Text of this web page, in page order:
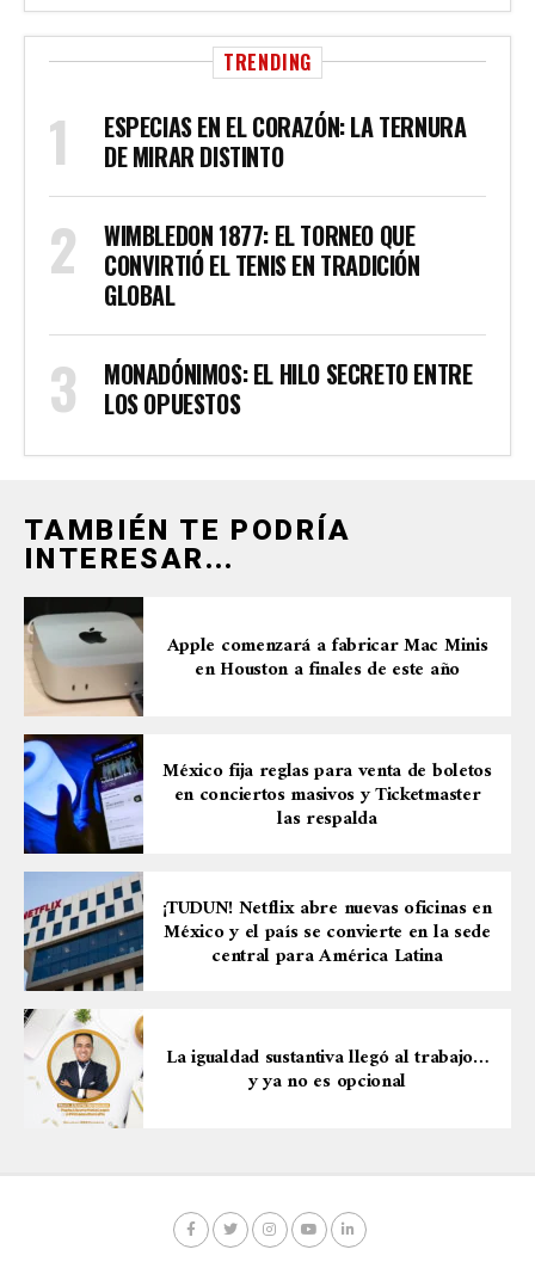
TRENDING
ESPECIAS EN EL CORAZÓN: LA TERNURA
DE MIRAR DISTINTO
WIMBLEDON 1877: EL TORNEO QUE
CONVIRTIÓ EL TENIS EN TRADICIÓN
GLOBAL
MONADÓNIMOS: EL HILO SECRETO ENTRE
LOS OPUESTOS
TAMBIÉN TE PODRÍA
INTERESAR...
Apple comenzará a fabricar Mac Minis
en Houston a finales de este año
México fija reglas para venta de boletos
en conciertos masivos y Ticketmaster
las respalda
¡TUDUN! Netflix abre nuevas oficinas en
México y el país se convierte en la sede
central para América Latina
La igualdad sustantiva llegó al trabajo…
y ya no es opcional